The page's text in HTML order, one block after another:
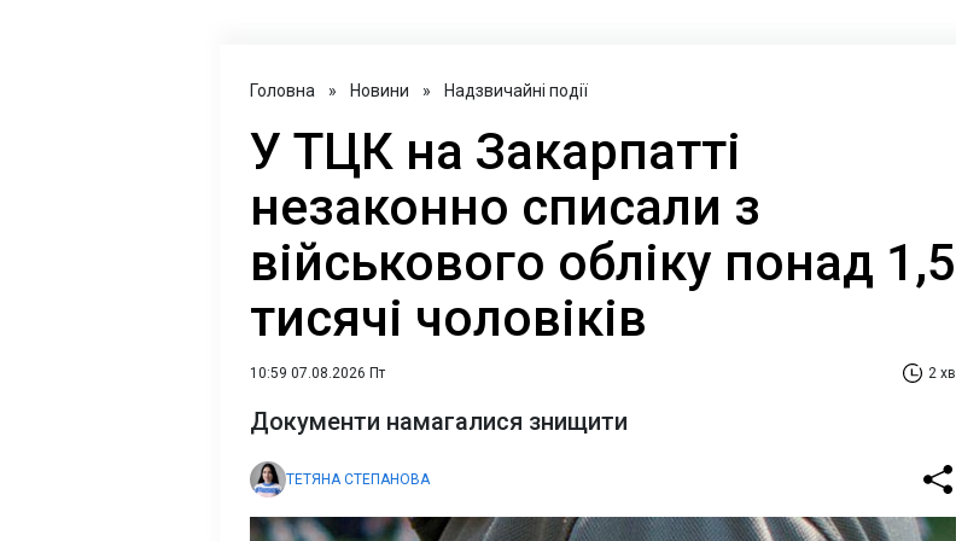
Головна » Новини » Надзвичайні події
У ТЦК на Закарпатті
незаконно списали з
військового обліку понад 1,5
тисячі чоловіків
10:59 07.08.2026 Пт 2 хв
Документи намагалися знищити
ТЕТЯНА СТЕПАНОВА